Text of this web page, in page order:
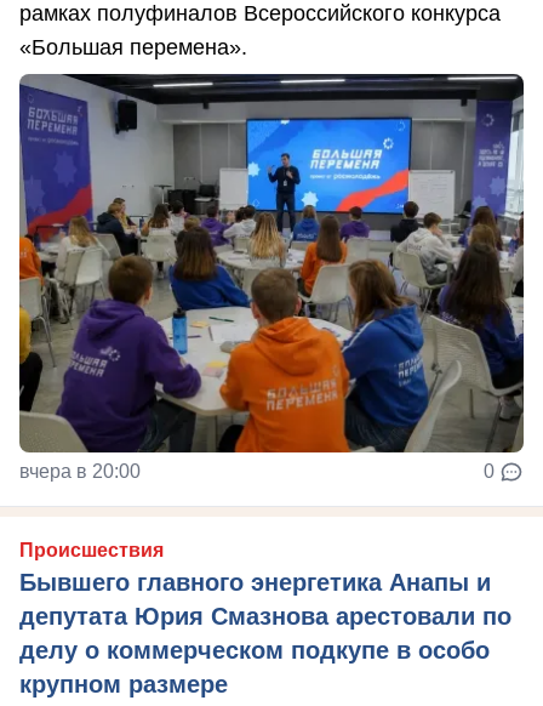
рамках полуфиналов Всероссийского конкурса
«Большая перемена».
вчера в 20:00 0
Происшествия
Бывшего главного энергетика Анапы и
депутата Юрия Смазнова арестовали по
делу о коммерческом подкупе в особо
крупном размере